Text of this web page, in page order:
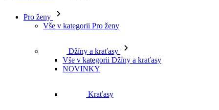
Pro ženy
Vše v kategorii Pro ženy
Džíny a kraťasy
Vše v kategorii Džíny a kraťasy
NOVINKY
Kraťasy